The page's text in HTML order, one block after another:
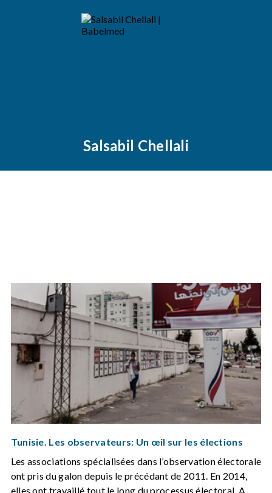
Salsabil Chellali
Tunisie. Les observateurs: Un œil sur les élections
Les associations spécialisées dans l’observation électorale
ont pris du galon depuis le précédant de 2011. En 2014,
elles ont travaillé tout le long du processus électoral. A